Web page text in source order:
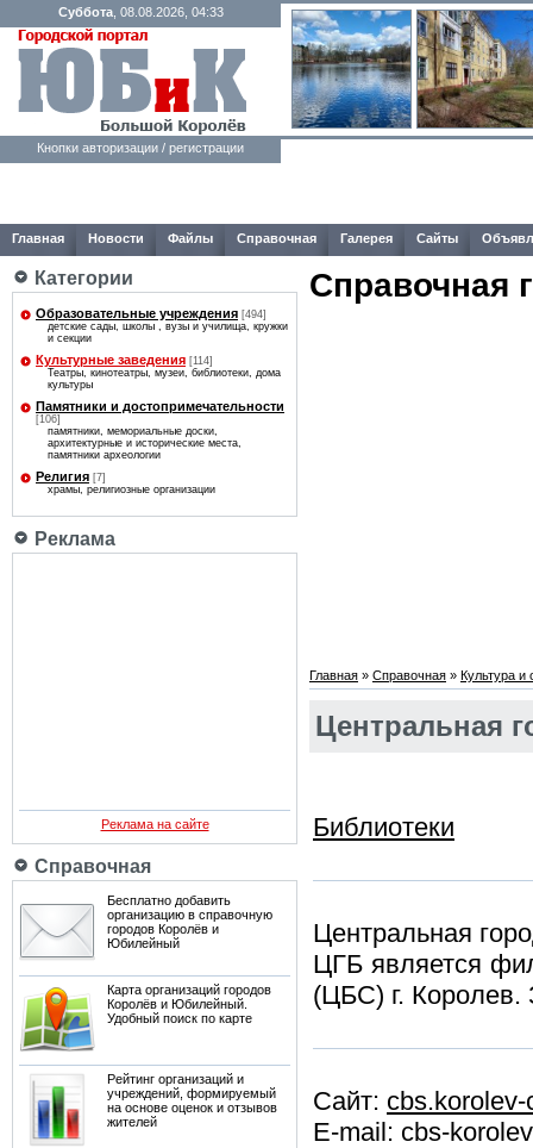
Суббота, 08.08.2026, 04:33
Кнопки авторизации / регистрации
Главная Новости Файлы Справочная Галерея Сайты
Категории
Образовательные учреждения [494]
детские сады, школы , вузы и училища, кружки
и секции
Культурные заведения [114]
Театры, кинотеатры, музеи, библиотеки, дома
культуры
Памятники и достопримечательности
[106]
памятники, мемориальные доски,
архитектурные и исторические места,
памятники археологии
Религия [7]
храмы, религиозные организации
Реклама
Реклама на сайте
Справочная
Бесплатно добавить
организацию в справочную
городов Королёв и
Юбилейный
Карта организаций городов
Королёв и Юбилейный.
Удобный поиск по карте
Рейтинг организаций и
учреждений, формируемый
на основе оценок и отзывов
жителей
Справочная
Главная » Справочная » Культура и
Центральная
Библиотеки
Центральная
ЦГБ является
(ЦБС) г.
Сайт:
E-mail: cbs-